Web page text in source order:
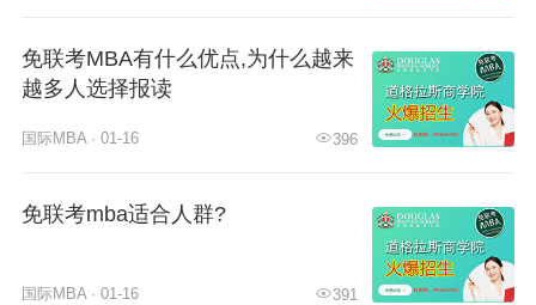
免联考MBA有什么优点,为什么越来
越多人选择报读
396
国际MBA · 01-16
免联考mba适合人群?
391
国际MBA · 01-16